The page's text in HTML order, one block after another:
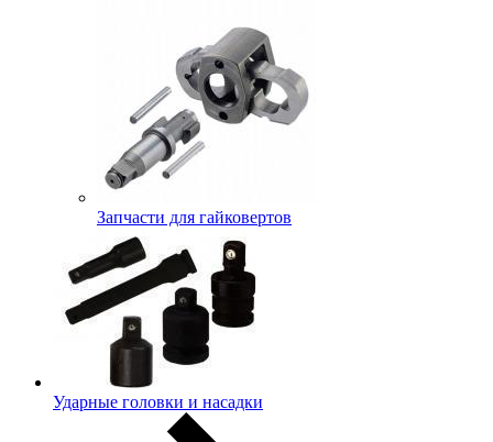
Запчасти для гайковертов
Ударные головки и насадки